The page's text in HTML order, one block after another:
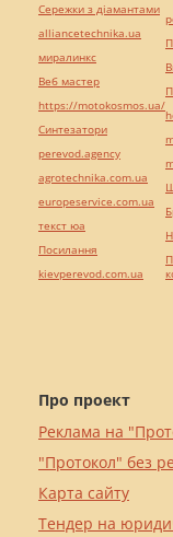
Про проект
Реклама на
"Протокол" без
Карта сайту
Тендер на
Сережки з діамантами
alliancetechnika.ua
миралинкс
Веб мастер
https://motokosmos.ua/
Синтезатори
perevod.agency
agrotechnika.com.ua
europeservice.com.ua
текст юа
Посилання
kievperevod.com.ua